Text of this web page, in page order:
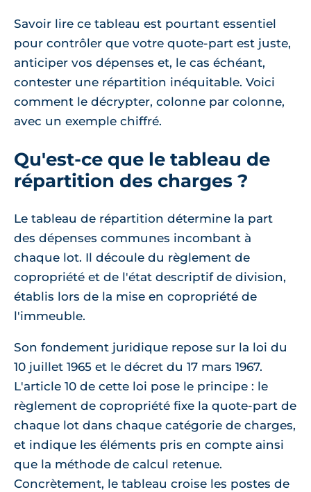
Savoir lire ce tableau est pourtant essentiel
pour contrôler que votre quote-part est juste,
anticiper vos dépenses et, le cas échéant,
contester une répartition inéquitable. Voici
comment le décrypter, colonne par colonne,
avec un exemple chiffré.
Qu'est-ce que le tableau de
répartition des charges ?
Le tableau de répartition détermine la part
des dépenses communes incombant à
chaque lot. Il découle du règlement de
copropriété et de l'état descriptif de division,
établis lors de la mise en copropriété de
l'immeuble.
Son fondement juridique repose sur la loi du
10 juillet 1965 et le décret du 17 mars 1967.
L'article 10 de cette loi pose le principe : le
règlement de copropriété fixe la quote-part de
chaque lot dans chaque catégorie de charges,
et indique les éléments pris en compte ainsi
que la méthode de calcul retenue.
Concrètement, le tableau croise les postes de